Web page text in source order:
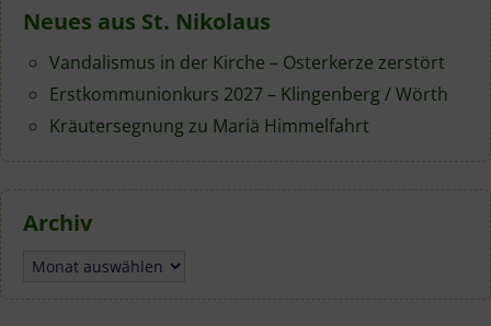
Neues aus St. Nikolaus
Vandalismus in der Kirche – Osterkerze zerstört
Erstkommunionkurs 2027 – Klingenberg / Wörth
Kräutersegnung zu Mariä Himmelfahrt
Archiv
Archiv